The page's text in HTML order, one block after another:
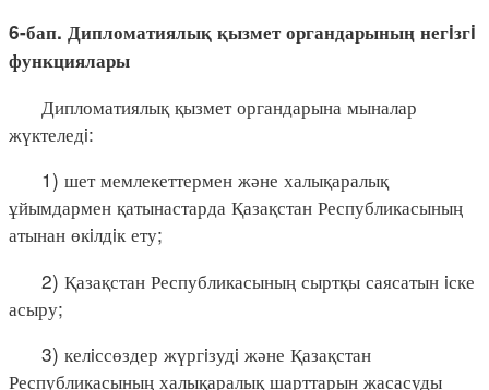
6-бап. Дипломатиялық қызмет органдарының негiзгi
функциялары
Дипломатиялық қызмет органдарына мыналар
жүктеледi:
1) шет мемлекеттермен және халықаралық
ұйымдармен қатынастарда Қазақстан Республикасының
атынан өкiлдiк ету;
2) Қазақстан Республикасының сыртқы саясатын iске
асыру;
3) келiссөздер жүргiзудi және Қазақстан
Республикасының халықаралық шарттарын жасасуды